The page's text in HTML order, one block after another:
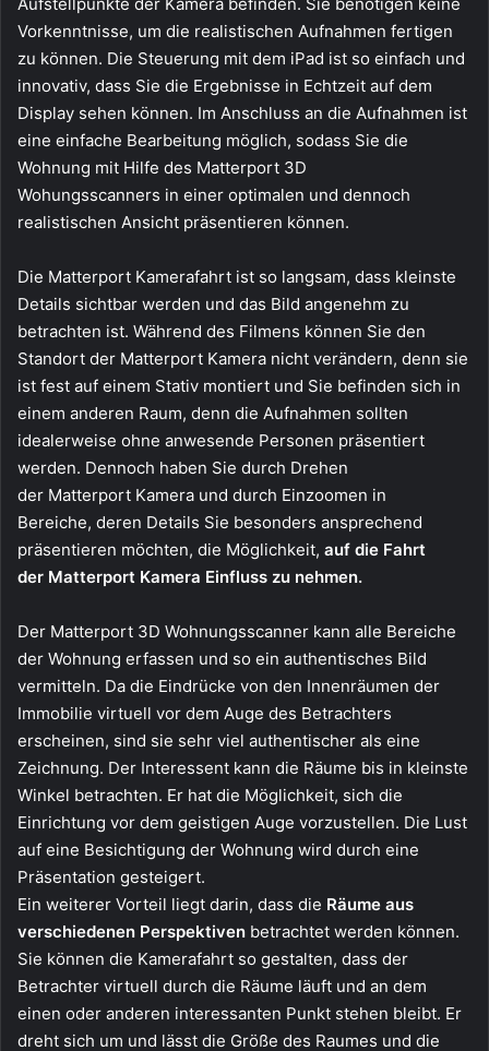
Vorkenntnisse, um die realistischen Aufnahmen fertigen
zu können. Die Steuerung mit dem iPad ist so einfach und
innovativ, dass Sie die Ergebnisse in Echtzeit auf dem
Display sehen können. Im Anschluss an die Aufnahmen ist
eine einfache Bearbeitung möglich, sodass Sie die
Wohnung mit Hilfe des Matterport 3D
Wohungsscanners in einer optimalen und dennoch
realistischen Ansicht präsentieren können.
Die Matterport Kamerafahrt ist so langsam, dass kleinste
Details sichtbar werden und das Bild angenehm zu
betrachten ist. Während des Filmens können Sie den
Standort der Matterport Kamera nicht verändern, denn sie
ist fest auf einem Stativ montiert und Sie befinden sich in
einem anderen Raum, denn die Aufnahmen sollten
idealerweise ohne anwesende Personen präsentiert
werden. Dennoch haben Sie durch Drehen
der Matterport Kamera und durch Einzoomen in
Bereiche, deren Details Sie besonders ansprechend
präsentieren möchten, die Möglichkeit, auf die Fahrt
der Matterport Kamera Einfluss zu nehmen.
Der Matterport 3D Wohnungsscanner kann alle Bereiche
der Wohnung erfassen und so ein authentisches Bild
vermitteln. Da die Eindrücke von den Innenräumen der
Immobilie virtuell vor dem Auge des Betrachters
erscheinen, sind sie sehr viel authentischer als eine
Zeichnung. Der Interessent kann die Räume bis in kleinste
Winkel betrachten. Er hat die Möglichkeit, sich die
Einrichtung vor dem geistigen Auge vorzustellen. Die Lust
auf eine Besichtigung der Wohnung wird durch eine
Präsentation gesteigert.
Ein weiterer Vorteil liegt darin, dass die Räume aus
verschiedenen Perspektiven betrachtet werden können.
Sie können die Kamerafahrt so gestalten, dass der
Betrachter virtuell durch die Räume läuft und an dem
einen oder anderen interessanten Punkt stehen bleibt. Er
dreht sich um und lässt die Größe des Raumes und die